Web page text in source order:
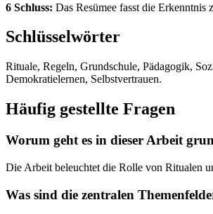
6 Schluss: Das Resümee fasst die
Schlüsselwörter
Rituale, Regeln, Grundschule, Pädagogik,
Demokratielernen, Selbstvertrauen.
Häufig gestellte Fragen
Worum geht es in dieser Arbeit
Die Arbeit beleuchtet die Rolle von Ritualen
Was sind die zentralen